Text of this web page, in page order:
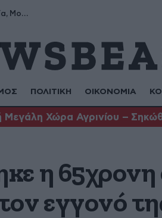
Σωτήρης, Σωτηρία, Ευμορφία, Μορφούλα
ΠΟΛΙΤΙΚΗ ΟΙΚΟΝΟΜΙΑ
Μεγάλη Χώρα Αγρινίου –
η
εγγονό